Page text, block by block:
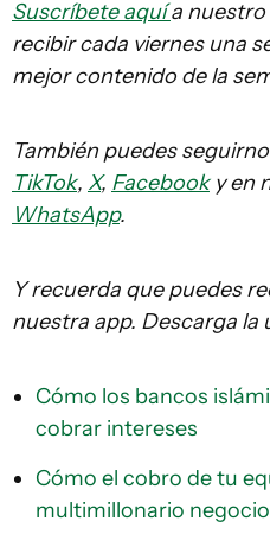
Suscríbete aquía
recibir cada viernes una
mejor contenido de la
También puedes
TikTok, X, Facebooky en
WhatsApp.
Y recuerda que puedes
nuestra app. Descarga la
Cómo los bancos
cobrar intereses
Cómo el cobro de tu
multimillonario